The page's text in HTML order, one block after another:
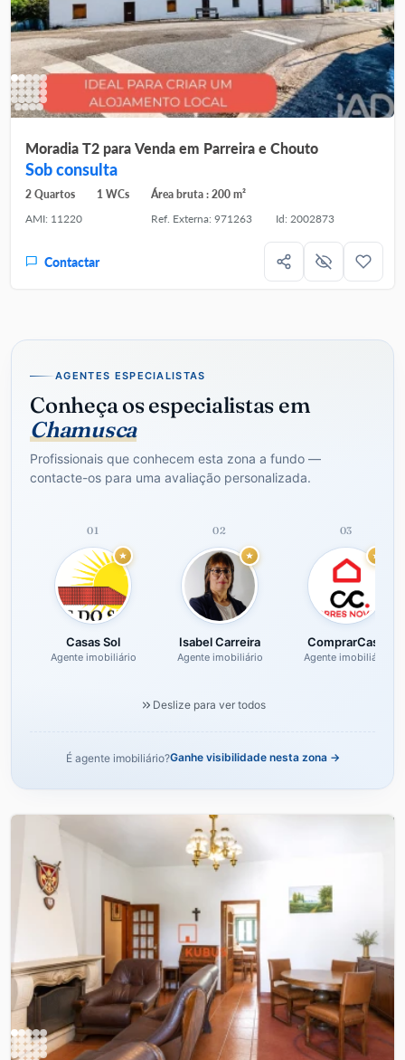
Moradia T2 para Venda em Parreira e Chouto
Sob consulta
2 Quartos 1 WCs
Área bruta : 200 m²
AMI: 11220
Ref. Externa: 971263 Id: 2002873
Contactar
AGENTES ESPECIALISTAS
Conheça os especialistas em
Chamusca
Profissionais que conhecem esta zona a fundo —
contacte-os para uma avaliação personalizada.
01
Casas Sol
Agente imobiliário
02
Isabel Carreira
Agente imobiliário
03
ComprarCasa
Novas
Agente imobiliário
Deslize para ver todos
É agente imobiliário?Ganhe visibilidade nesta zona →